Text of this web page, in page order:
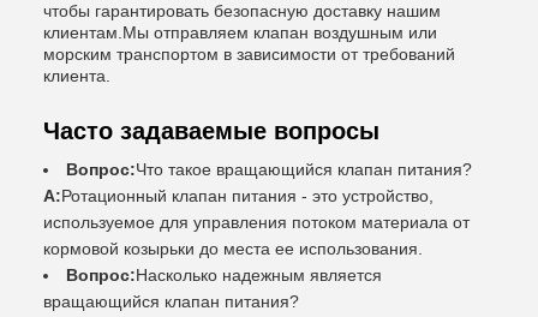
чтобы гарантировать безопасную доставку нашим
клиентам.Мы отправляем клапан воздушным или
морским транспортом в зависимости от требований
клиента.
Часто задаваемые вопросы
Вопрос:Что такое вращающийся клапан питания?
А:Ротационный клапан питания - это устройство,
используемое для управления потоком материала от
кормовой козырьки до места ее использования.
Вопрос:Насколько надежным является
вращающийся клапан питания?